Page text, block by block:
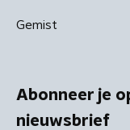
Gemist
Abonneer je
nieuwsbrief